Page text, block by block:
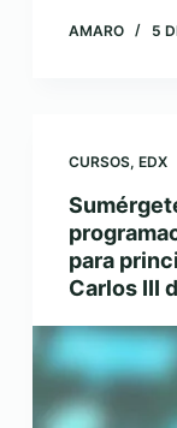
AMARO 5
CURSOS, EDX
para
Carlos III